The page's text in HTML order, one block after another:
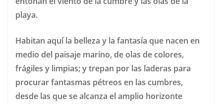
playa.
Habitan aquí la belleza y la fantasía que nacen en
medio del paisaje marino, de olas de colores,
frágiles y limpias; y trepan por las laderas para
procurar fantasmas pétreos en las cumbres,
desde las que se alcanza el amplio horizonte